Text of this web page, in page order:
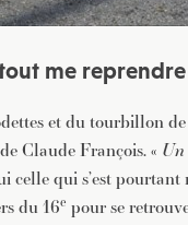
me reprendre
et du tourbillon
Claude François. «
celle qui s’est pourtant
du 16e pour se